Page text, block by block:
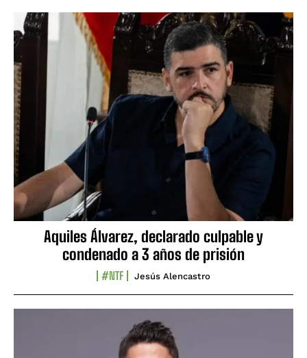
Aquiles Álvarez, declarado culpable y
condenado a 3 años de prisión
#NTF Jesús Alencastro